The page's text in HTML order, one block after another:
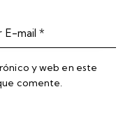
y web en este
comente.